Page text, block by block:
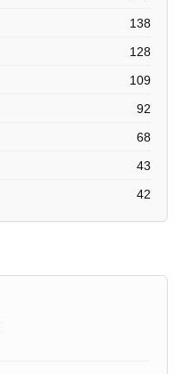
138
128
109
92
68
43
42